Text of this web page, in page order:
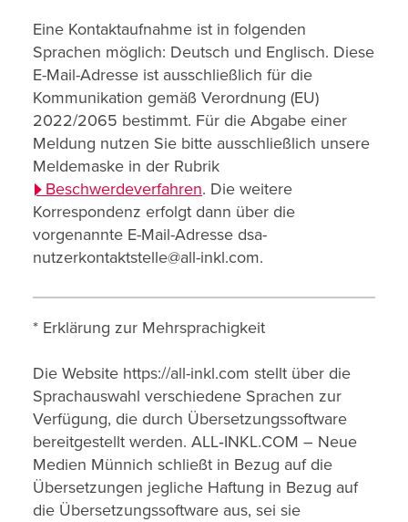
Eine Kontaktaufnahme ist in folgenden
Sprachen möglich: Deutsch und Englisch. Diese
E-Mail-Adresse ist ausschließlich für die
Kommunikation gemäß Verordnung (EU)
2022/2065 bestimmt. Für die Abgabe einer
Meldung nutzen Sie bitte ausschließlich unsere
Meldemaske in der Rubrik
Beschwerdeverfahren. Die weitere
Korrespondenz erfolgt dann über die
vorgenannte E-Mail-Adresse dsa-
nutzerkontaktstelle@all-inkl.com.
* Erklärung zur Mehrsprachigkeit
Die Website https://all-inkl.com stellt über die
Sprachauswahl verschiedene Sprachen zur
Verfügung, die durch Übersetzungssoftware
bereitgestellt werden. ALL‑INKL.COM – Neue
Medien Münnich schließt in Bezug auf die
Übersetzungen jegliche Haftung in Bezug auf
die Übersetzungssoftware aus, sei sie